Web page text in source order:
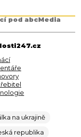
pod abcMedia
na ukrajině
republika